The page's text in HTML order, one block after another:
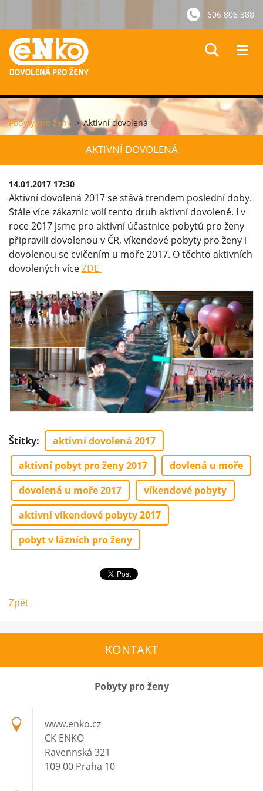
606 806 388
Pobyty pro ženy > Aktivní dovolená
AKTIVNÍ DOVOLENÁ
14.01.2017 17:30
Aktivní dovolená 2017 se stává trendem poslední doby.
Stále více zákaznic volí tento druh aktivní dovolené. I v
roce 2017 jsme pro aktivní účastnice pobytů pro ženy
připravili dovolenou v ČR, víkendové pobyty pro ženy i
dovolenou se cvičením u moře 2017. O těchto aktivních
dovolených víceZDE
Štítky:
aktivní dovolená 2017
aktivní pobyt pro ženy 2017
dovlená u moře
dovolená u moře 2017
víkendové pobyty
aktivní víkendové pobyty 2017
pobyt v lázních pro ženy
Zpět
KONTAKT
Pobyty pro ženy
www.enko.cz
CK ENKO
Ravennská 321
109 00 Praha 10